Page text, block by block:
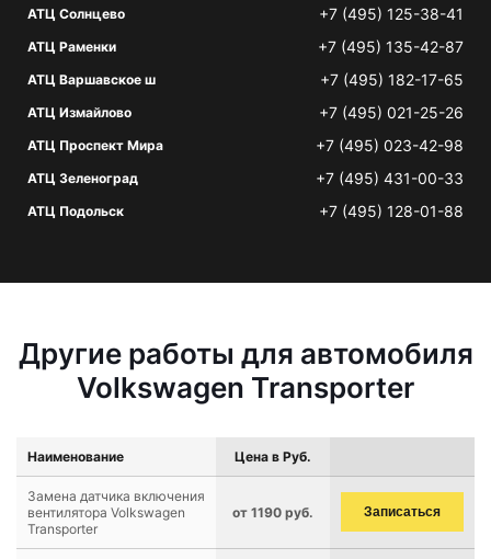
АТЦ Солнцево +7 (495) 125-38-41
АТЦ Раменки +7 (495) 135-42-87
АТЦ Варшавское ш +7 (495) 182-17-65
АТЦ Измайлово +7 (495) 021-25-26
АТЦ Проспект Мира +7 (495) 023-42-98
АТЦ Зеленоград +7 (495) 431-00-33
АТЦ Подольск +7 (495) 128-01-88
Другие работы для автомобиля
Volkswagen Transporter
Наименование Цена в Руб.
Замена датчика включения
вентилятора Volkswagen
Transporter
от 1190 руб. Записаться